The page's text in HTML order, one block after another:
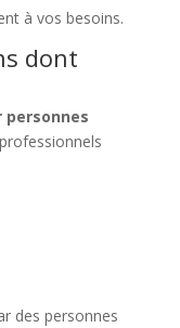
à vos besoins.
dont
personnes
des personnes